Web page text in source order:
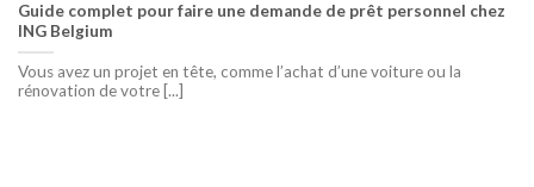
Guide complet pour faire une demande de prêt personnel chez
ING Belgium
Vous avez un projet en tête, comme l’achat d’une voiture ou la
rénovation de votre [...]